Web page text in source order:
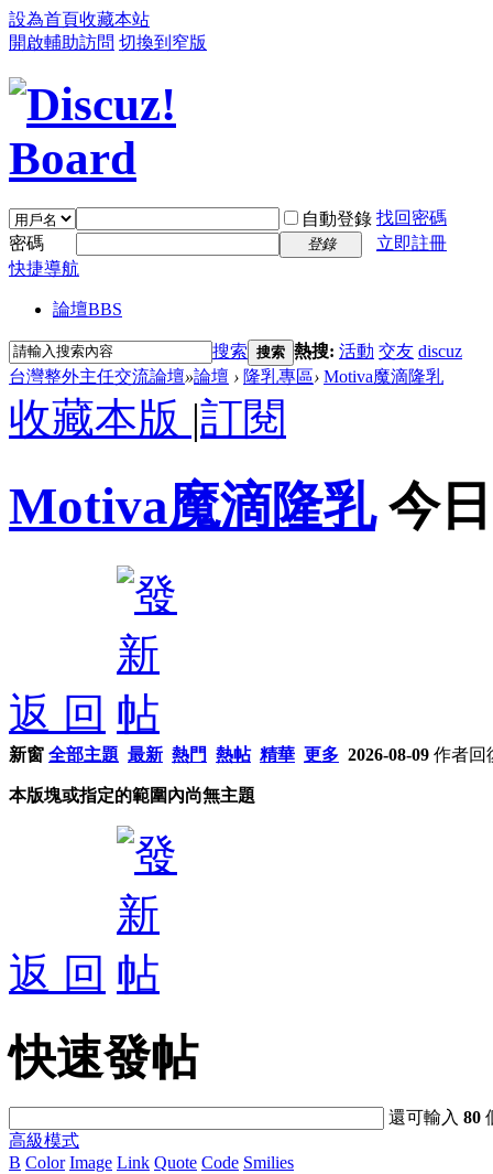
設為首頁收藏本站
開啟輔助訪問 切換到窄版
自動登錄 找回密碼
密碼
登錄
立即註冊
快捷導航
論壇BBS
搜索 搜索 熱搜: 活動 交友 discuz
台灣整外主任交流論壇»論壇 › 隆乳專區› Motiva魔滴隆乳
收藏本版 |訂閱
Motiva魔滴隆乳 今
返 回
新窗 全部主題 最新 熱門 熱帖 精華 更多 2026-08-09 作者回
本版塊或指定的範圍內尚無主題
返 回
快速發帖
還可輸入80
高級模式
B Color Image Link Quote Code Smilies